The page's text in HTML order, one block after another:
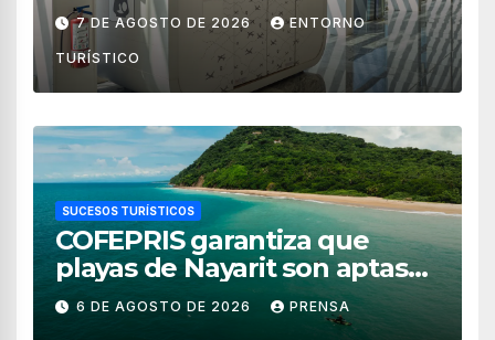
de México
7 DE AGOSTO DE 2026 ENTORNO
TURÍSTICO
SUCESOS TURÍSTICOS
COFEPRIS garantiza que
playas de Nayarit son aptas
para uso recreativo
6 DE AGOSTO DE 2026 PRENSA